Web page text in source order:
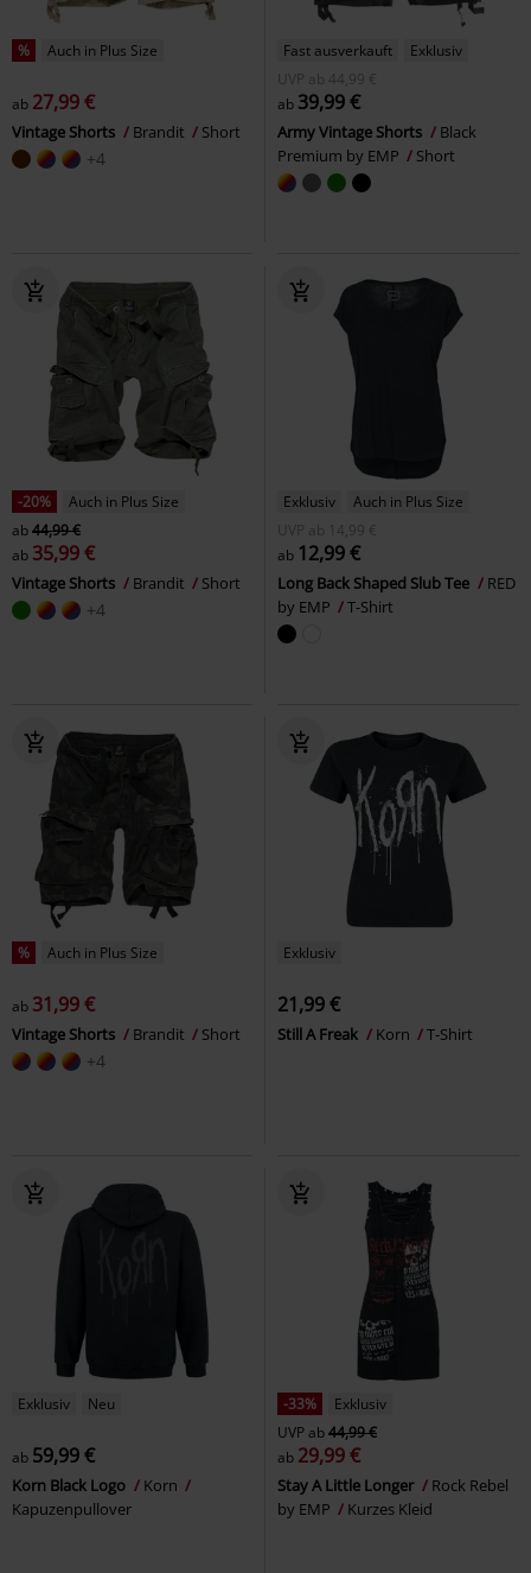
% Auch in Plus Size
ab 27,99 €
Vintage Shorts Brandit Short
+4
Fast ausverkauft
Exklusiv
UVP
ab
44,99 €
ab 39,99 €
Army Vintage Shorts
Black
Premium by EMP
Short
-20%
Auch in Plus Size
ab44,99 €
ab 35,99 €
Vintage Shorts Brandit Short
+4
Exklusiv
Auch in Plus Size
UVP
ab
14,99 €
ab 12,99 €
Long Back Shaped Slub Tee
RED
by EMP
T-Shirt
% Auch in Plus Size
ab 31,99 €
Vintage Shorts Brandit Short
+4
Exklusiv
21,99 €
Still A Freak Korn T-Shirt
Exklusiv Neu
ab 59,99 €
Korn Black Logo
Korn
Kapuzenpullover
-33%
Exklusiv
UVPab44,99 €
ab 29,99 €
Stay A Little Longer
Rock Rebel
by EMP
Kurzes Kleid